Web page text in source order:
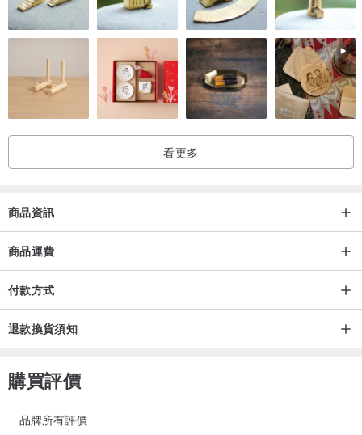
看更多
商品資訊
商品運費
付款方式
退款換貨須知
購買評價
品牌所有評價